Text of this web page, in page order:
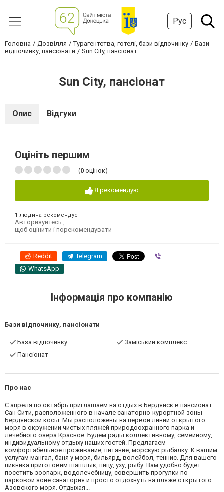
Рус
Головна Дозвілля Турагентства, готелі, бази відпочинку
Бази
відпочинку, пансіонати
Sun City, пансіонат
Sun City, пансіонат
Опис Відгуки
Оцініть першим
(0 оцінок)
Я рекомендую
1 людина рекомендує
Авторизуйтесь
щоб оцінити і порекомендувати
Reddit Telegram
WhatsApp
Інформація про компанію
Бази відпочинку, пансіонати
База відпочинку
Заміський комплекс
Пансіонат
Про нас
С апреля по октябрь приглашаем на отдых в Бердянск в пансионат
Сан Сити, расположенного в начале санаторно-курортной зоны
Бердянской косы. Мы расположены на первой линии открытого
моря в окружении чистых пляжей природоохранного парка и
лечебного озера Красное. Будем рады коллективному, семейному,
индивидуальному отдыху наших гостей. Предлагаем
комфортабельное проживание, питание, морскую рыбалку. К вашим
услугам мангал, баня у моря, бильярд, волейбол, теннис. Для вашего
пикника приготовим шашлык, пицу, уху, рыбу. Вам удобно будет
посетить зоопарк, водолечебницу, совершить прогулки по
парковой зоне санатория и просто отдохнуть на пляже открытого
Азовского моря. Отдыхая...